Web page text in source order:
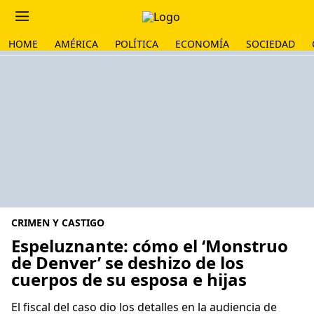
HOME AMÉRICA POLÍTICA ECONOMÍA SOCIEDAD
CRIMEN Y CASTIGO
Espeluznante: cómo el ‘Monstruo
de Denver’ se deshizo de los
cuerpos de su esposa e hijas
El fiscal del caso dio los detalles en la audiencia de